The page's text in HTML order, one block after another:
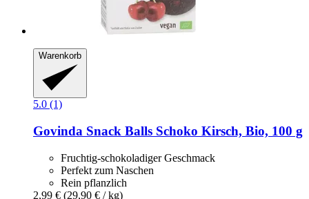
Warenkorb
5.0 (1)
Govinda Snack Balls Schoko Kirsch, Bio, 100 g
Fruchtig-schokoladiger Geschmack
Perfekt zum Naschen
Rein pflanzlich
2,99 € (29,90 € / kg)